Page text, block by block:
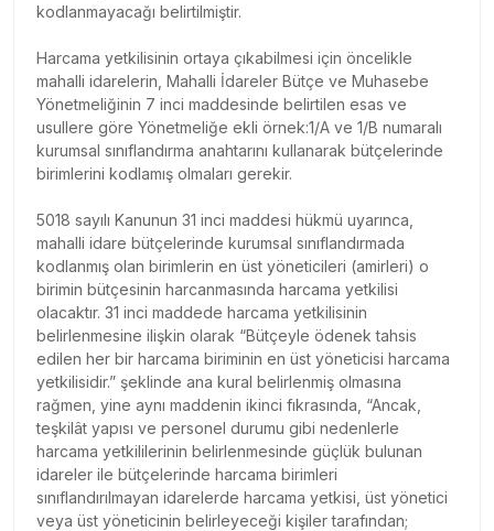
kodlanmayacağı belirtilmiştir.
Harcama yetkilisinin ortaya çıkabilmesi için öncelikle
mahalli idarelerin, Mahalli İdareler Bütçe ve Muhasebe
Yönetmeliğinin 7 inci maddesinde belirtilen esas ve
usullere göre Yönetmeliğe ekli örnek:1/A ve 1/B numaralı
kurumsal sınıflandırma anahtarını kullanarak bütçelerinde
birimlerini kodlamış olmaları gerekir.
5018 sayılı Kanunun 31 inci maddesi hükmü uyarınca,
mahalli idare bütçelerinde kurumsal sınıflandırmada
kodlanmış olan birimlerin en üst yöneticileri (amirleri) o
birimin bütçesinin harcanmasında harcama yetkilisi
olacaktır. 31 inci maddede harcama yetkilisinin
belirlenmesine ilişkin olarak “Bütçeyle ödenek tahsis
edilen her bir harcama biriminin en üst yöneticisi harcama
yetkilisidir.” şeklinde ana kural belirlenmiş olmasına
rağmen, yine aynı maddenin ikinci fıkrasında, “Ancak,
teşkilât yapısı ve personel durumu gibi nedenlerle
harcama yetkililerinin belirlenmesinde güçlük bulunan
idareler ile bütçelerinde harcama birimleri
sınıflandırılmayan idarelerde harcama yetkisi, üst yönetici
veya üst yöneticinin belirleyeceği kişiler tarafından;